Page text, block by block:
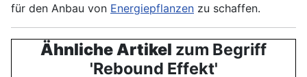
für den Anbau von Energiepflanzen zu schaffen.
Ähnliche Artikel zum Begriff
'Rebound Effekt'